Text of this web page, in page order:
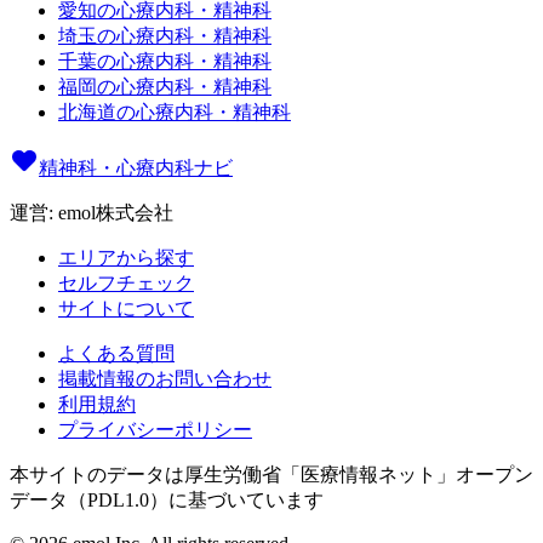
愛知の心療内科・精神科
埼玉の心療内科・精神科
千葉の心療内科・精神科
福岡の心療内科・精神科
北海道の心療内科・精神科
精神科・心療内科ナビ
運営: emol株式会社
エリアから探す
セルフチェック
サイトについて
よくある質問
掲載情報のお問い合わせ
利用規約
プライバシーポリシー
本サイトのデータは厚生労働省「医療情報ネット」オープン
データ（PDL1.0）に基づいています